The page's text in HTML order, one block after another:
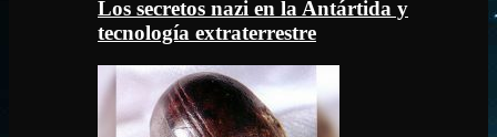
Los secretos nazi en la Antártida y
tecnología extraterrestre